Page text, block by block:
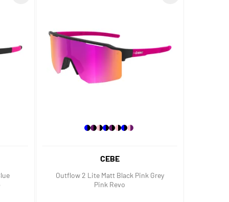
CEBE
Outflow 2 Lite Matt Black Pink Grey
Pink Revo